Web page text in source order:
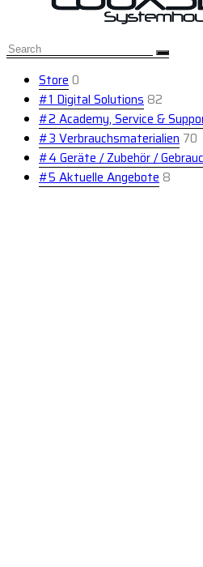
Store0
#1 Digital Solutions 82
#2 Academy, Service &
#3 Verbrauchsmaterialien 70
#4 Geräte / Zubehör /
#5 Aktuelle Angebote 8